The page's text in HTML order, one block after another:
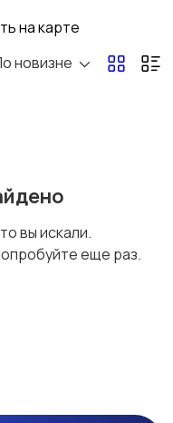
на карте
новизне
вы искали.
еще раз.